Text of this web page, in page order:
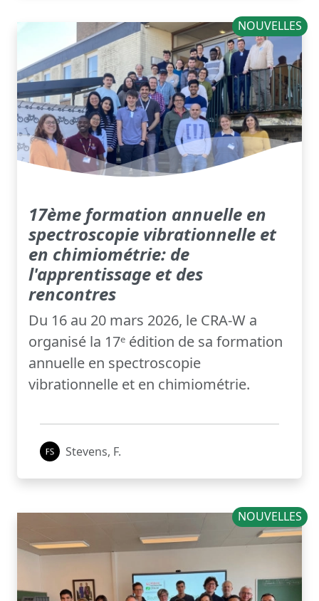
NOUVELLES
17ème formation annuelle en
spectroscopie vibrationnelle et
en chimiométrie: de
l'apprentissage et des
rencontres
Du 16 au 20 mars 2026, le CRA-W a
organisé la 17ᵉ édition de sa formation
annuelle en spectroscopie
vibrationnelle et en chimiométrie.
Stevens, F.
NOUVELLES